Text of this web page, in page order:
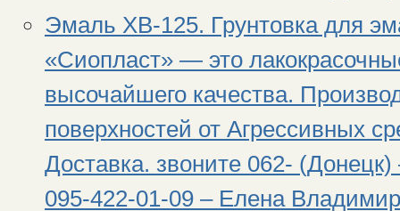
Эмаль ХВ-125. Грунтовка для
«Сиопласт» — это
высочайшего качества.
поверхностей от Агрессивных
Доставка. звоните 062-
095-422-01-09 – Елена